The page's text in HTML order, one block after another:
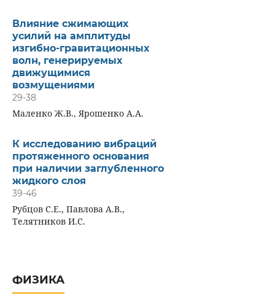
Влияние сжимающих
усилий на амплитуды
изгибно-гравитационных
волн, генерируемых
движущимися
возмущениями
29-38
Маленко Ж.В., Ярошенко А.А.
К исследованию вибраций
протяженного основания
при наличии заглубленного
жидкого слоя
39-46
Рубцов С.Е., Павлова А.В.,
Телятников И.С.
ФИЗИКА